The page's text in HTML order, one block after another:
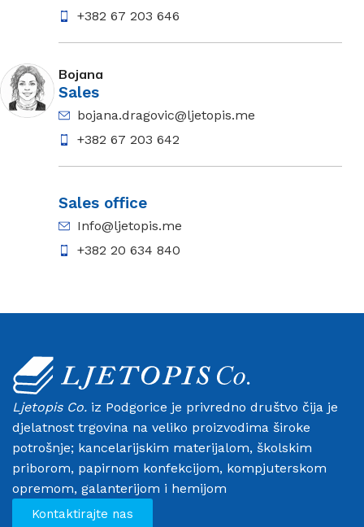
+382 67 203 646
Bojana
Sales
bojana.dragovic@ljetopis.me
+382 67 203 642
Sales office
Info@ljetopis.me
+382 20 634 840
Ljetopis Co. iz Podgorice je privredno društvo čija je
djelatnost trgovina na veliko proizvodima široke
potrošnje; kancelarijskim materijalom, školskim
priborom, papirnom konfekcijom, kompjuterskom
opremom, galanterijom i hemijom
Kontaktirajte nas